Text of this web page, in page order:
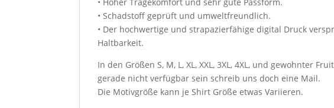
• Schadstoff geprüft und umweltfreundlich.
• Der hochwertige und strapazierfähige digital Druck
Haltbarkeit.
In den Größen S, M, L, XL, XXL, 3XL, 4XL, und gewohnter
gerade nicht verfügbar sein schreib uns doch eine Mail.
Die Motivgröße kann je Shirt Größe etwas Variieren.